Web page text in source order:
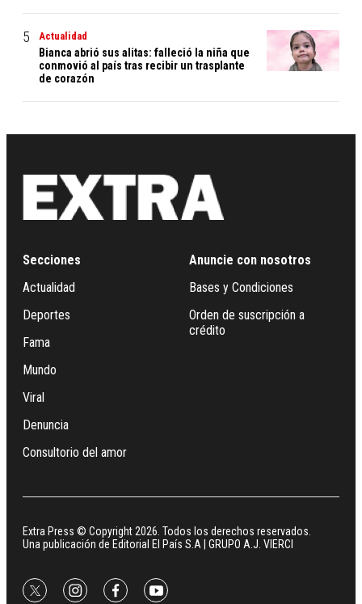
Actualidad
Bianca abrió sus alitas: falleció la niña que
conmovió al país tras recibir un trasplante
de corazón
Secciones
Actualidad
Deportes
Fama
Mundo
Viral
Denuncia
Consultorio del amor
Anuncie con nosotros
Bases y Condiciones
Orden de suscripción a
crédito
Extra Press © Copyright 2026. Todos los derechos reservados.
Una publicación de Editorial El País S.A | GRUPO A.J. VIERCI
twitterinstagramfacebookyoutube